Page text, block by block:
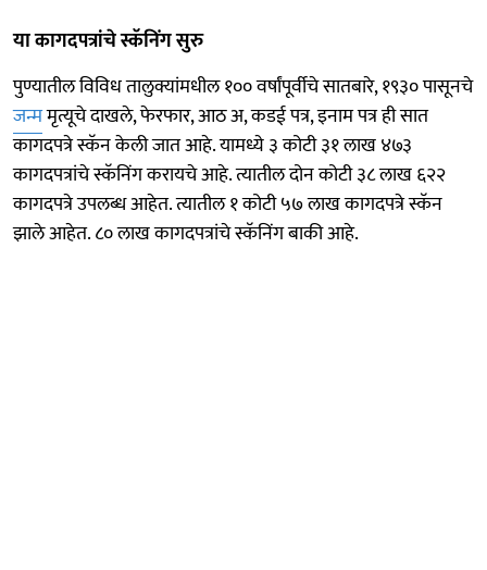
या कागदपत्रांचे स्कॅनिंग सुरु
पुण्यातील विविध तालुक्यांमधील १०० वर्षांपूर्वीचे सातबारे, १९३० पासूनचे
जन्ममृत्यूचे दाखले, फेरफार, आठ अ, कडई पत्र, इनाम पत्र ही सात
कागदपत्रे स्कॅन केली जात आहे. यामध्ये ३ कोटी ३१ लाख ४७३
कागदपत्रांचे स्कॅनिंग करायचे आहे. त्यातील दोन कोटी ३८ लाख ६२२
कागदपत्रे उपलब्ध आहेत. त्यातील १ कोटी ५७ लाख कागदपत्रे स्कॅन
झाले आहेत. ८० लाख कागदपत्रांचे स्कॅनिंग बाकी आहे.